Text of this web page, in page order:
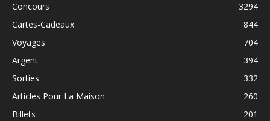
Concours
3294
Cartes-Cadeaux
844
Voyages
704
Argent
394
Sorties
332
Articles Pour La Maison
260
Billets
201